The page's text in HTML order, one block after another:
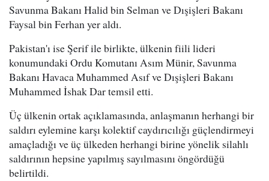
Savunma Bakanı Halid bin Selman ve Dışişleri Bakanı
Faysal bin Ferhan yer aldı.
Pakistan'ı ise Şerif ile birlikte, ülkenin fiili lideri
konumundaki Ordu Komutanı Asım Münir, Savunma
Bakanı Havaca Muhammed Asıf ve Dışişleri Bakanı
Muhammed İshak Dar temsil etti.
Üç ülkenin ortak açıklamasında, anlaşmanın herhangi bir
saldırı eylemine karşı kolektif caydırıcılığı güçlendirmeyi
amaçladığı ve üç ülkeden herhangi birine yönelik silahlı
saldırının hepsine yapılmış sayılmasını öngördüğü
belirtildi.